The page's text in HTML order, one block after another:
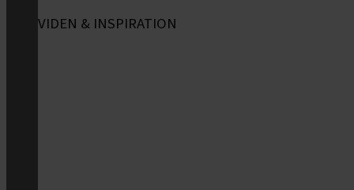
VIDEN & INSPIRATION